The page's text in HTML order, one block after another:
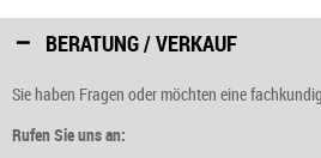
BERATUNG / VERKAUF
Sie haben Fragen oder möchten eine
Rufen Sie uns an: